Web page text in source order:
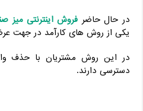
در حال حاضر فروش اینترنتی میز
یکی از روش های کارآمد در جهت
در این روش مشتریان با حذف
دسترسی دارند.